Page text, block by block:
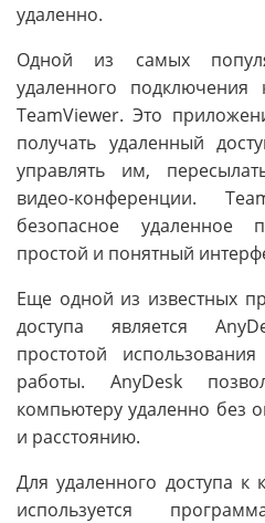
удаленно.
Одной из самых
удаленного подключения
TeamViewer. Это
получать удаленный
управлять им,
видео-конференции.
безопасное удаленное
простой и понятный
Еще одной из известных
доступа является
простотой
работы. AnyDesk
компьютеру удаленно без
и расстоянию.
Для удаленного доступа к
используется